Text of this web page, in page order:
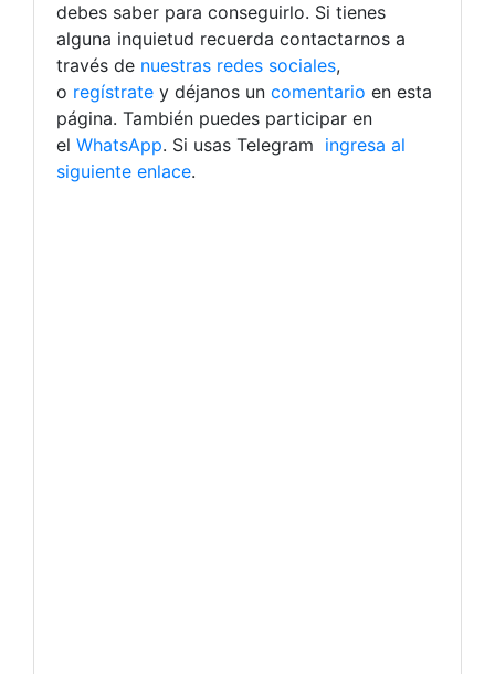
debes saber para conseguirlo. Si tienes
alguna inquietud recuerda contactarnos a
través de nuestras redes sociales,
o regístrate y déjanos un comentario en esta
página. También puedes participar en
el WhatsApp. Si usas Telegram ingresa al
siguiente enlace.